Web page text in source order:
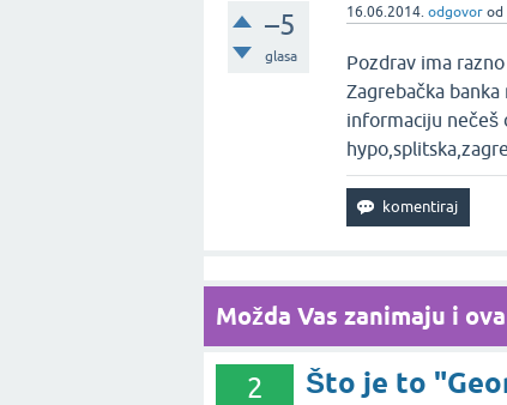
–5
glasa
16.06.2014. odgovor od
Pozdrav ima
Zagrebačka
informaciju nečeš
Možda Vas zanimaju i
2 Što je to